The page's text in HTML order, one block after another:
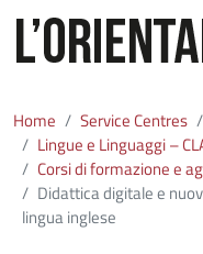
Home Service Centres
Lingue e Linguaggi –
Corsi di formazione e
Didattica digitale e
lingua inglese